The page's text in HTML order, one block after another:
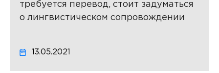
требуется перевод, стоит задуматься
о лингвистическом сопровождении
13.05.2021